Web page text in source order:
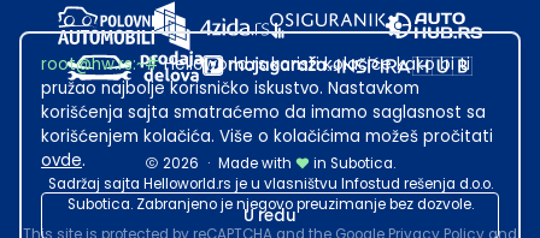
2026 · Made with
in Subotica.
Sadržaj sajta Helloworld.rs je u vlasništvu Infostud rešenja d.o.o.
Subotica. Zabranjeno je njegovo preuzimanje bez dozvole.
root@hw.rs:~#Helloworld.rs koristi kolačiće kako bi ti
pružao najbolje korisničko iskustvo. Nastavkom
korišćenja sajta smatraćemo da imamo saglasnost sa
korišćenjem kolačića. Više o kolačićima možeš pročitati
ovde.
U redu